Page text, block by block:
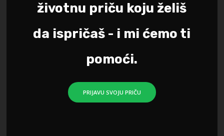
životnu priču koju želiš
da ispričaš - i mi ćemo ti
pomoći.
PRIJAVU SVOJU PRIČU